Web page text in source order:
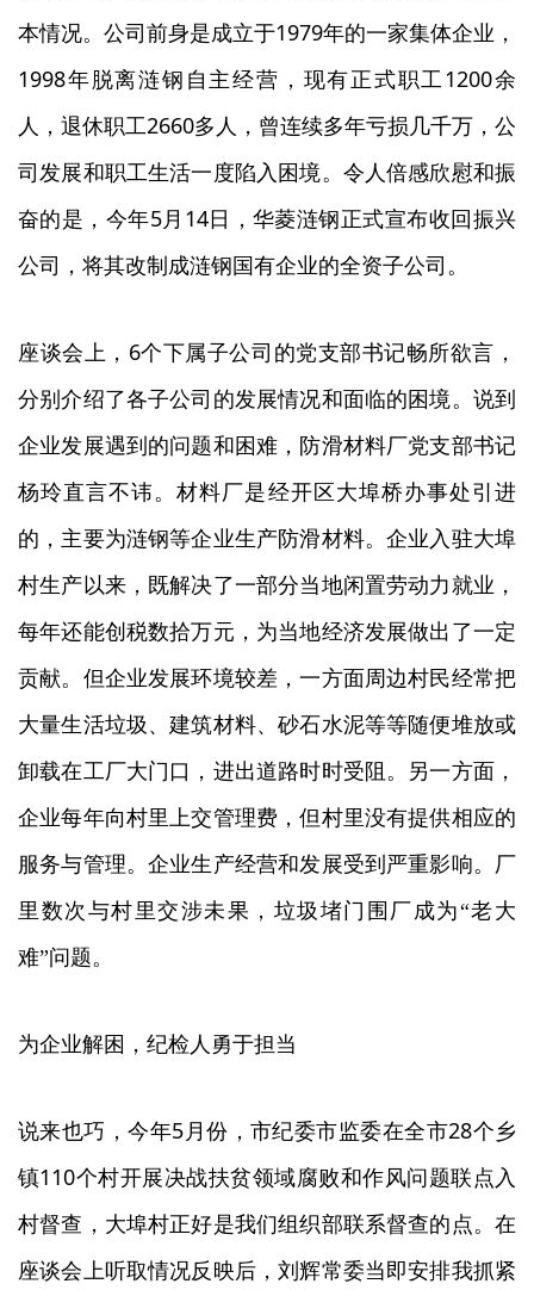
本情况。公司前身是成立于1979年的一家集体企业，
1998年脱离涟钢自主经营，现有正式职工 1200余
人，退休职工2660多人，曾连续多年亏损几千万，公
司发展和职工生活一度陷入困境。令人倍感欣慰和振
奋的是，今年5月 14日，华菱涟钢正式宣布收回振兴
公司，将其改制成涟钢国有企业的全资子公司。
座谈会上， 6个下属子公司的党支部书记畅所欲言，
分别介绍了各子公司的发展情况和面临的困境。说到
企业发展遇到的问题和困难，防滑材料厂党支部书记
杨玲直言不讳。材料厂是经开区大埠桥办事处引进
的，主要为涟钢等企业生产防滑材料。企业入驻大埠
村生产以来，既解决了一部分当地闲置劳动力就业，
每年还能创税数拾万元，为当地经济发展做出了一定
贡献。但企业发展环境较差，一方面周边村民经常把
大量生活垃圾、建筑材料、砂石水泥等等随便堆放或
卸载在工厂大门口，进出道路时时受阻。另一方面，
企业每年向村里上交管理费，但村里没有提供相应的
服务与管理。企业生产经营和发展受到严重影响。厂
里数次与村里交涉未果，垃圾堵门围厂成为“老大
难”问题。
为企业解困，纪检人勇于担当
说来也巧，今年5 月份，市纪委市监委在全市28个乡
镇110个村开展决战扶贫领域腐败和作风问题联点入
村督查，大埠村正好是我们组织部联系督查的点。在
座谈会上听取情况反映后，刘辉常委当即安排我抓紧